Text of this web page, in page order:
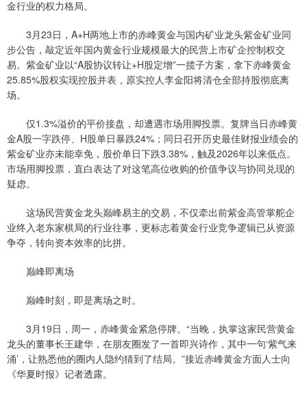
金行业的权力格局。
3月23日，A+H两地上市的赤峰黄金与国内矿业龙头紫金矿业同
步公告，敲定近年国内黄金行业规模最大的民营上市矿企控制权交
易。紫金矿业以“A股协议转让+H股定增”一揽子方案，拿下赤峰黄金
25.85%股权实现控股并表，原实控人李金阳将清仓全部持股彻底离
场。
仅1.3%溢价的平价接盘，却遭遇市场用脚投票。复牌当日赤峰黄
金A股一字跌停、H股单日暴跌24%；同日召开历史最佳财报业绩会的
紫金矿业亦未能幸免，股价单日下跌3.38%，触及2026年以来低点。
市场用脚投票，直白表达了对这笔高位收购的价值争议与协同兑现的
疑虑。
这场民营黄金龙头巅峰易主的交易，不仅牵出前紫金高管掌舵企
业终入老东家棋局的行业往事，更标志着黄金行业竞争逻辑已从资源
争夺，转向资本效率的比拼。
巅峰即离场
巅峰时刻，即是离场之时。
3月19日，周一，赤峰黄金紧急停牌。“当晚，执掌这家民营黄金
龙头的董事长王建华，在朋友圈发了一首即兴诗作，其中一句‘紫气来
涌’，让熟悉他的圈内人隐约猜到了结局。”接近赤峰黄金方面人士向
《华夏时报》记者透露。